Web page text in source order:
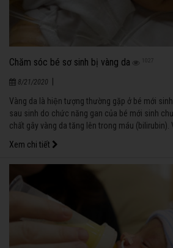
Chăm sóc bé sơ sinh bị vàng da 1027
8/21/2020
Vàng da là hiện tượng thường gặp ở bé mới
sau sinh do chức năng gan của bé mới sinh
chất gây vàng da tăng lên trong máu (bilirubin).
có thể là vàng da sinh lý hoặc vàng da bệnh lý.
Xem chi tiết